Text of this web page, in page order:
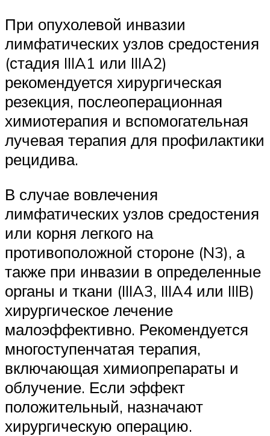
При опухолевой инвазии
лимфатических узлов средостения
(стадия IIIA1 или IIIA2)
рекомендуется хирургическая
резекция, послеоперационная
химиотерапия и вспомогательная
лучевая терапия для профилактики
рецидива.
В случае вовлечения
лимфатических узлов средостения
или корня легкого на
противоположной стороне (N3), а
также при инвазии в определенные
органы и ткани (IIIA3, IIIA4 или IIIB)
хирургическое лечение
малоэффективно. Рекомендуется
многоступенчатая терапия,
включающая химиопрепараты и
облучение. Если эффект
положительный, назначают
хирургическую операцию.